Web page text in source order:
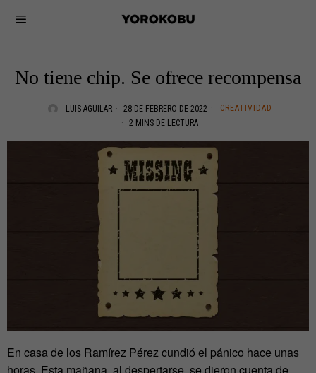
No tiene chip. Se ofrece recompensa
LUIS AGUILAR 28 DE FEBRERO DE 2022
CREATIVIDAD
2 MINS DE LECTURA
En casa de los Ramírez Pérez cundió el pánico hace unas